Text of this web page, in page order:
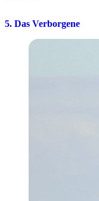
5. Das Verborgene